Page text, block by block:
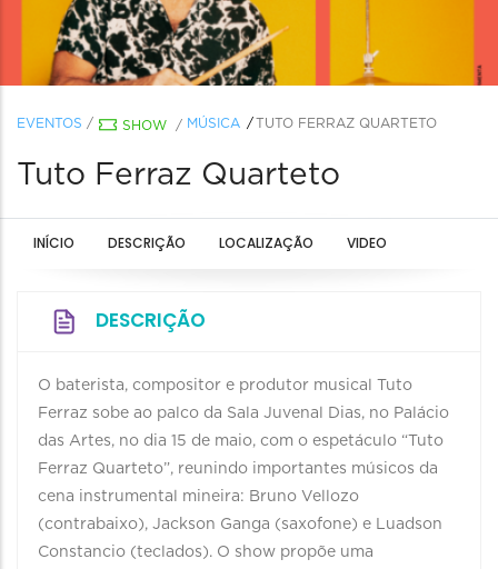
EVENTOS / SHOW / MÚSICA TUTO FERRAZ QUARTETO
Tuto Ferraz Quarteto
INÍCIO DESCRIÇÃO LOCALIZAÇÃO VIDEO
DESCRIÇÃO
O baterista, compositor e produtor musical Tuto
Ferraz sobe ao palco da Sala Juvenal Dias, no Palácio
das Artes, no dia 15 de maio, com o espetáculo “Tuto
Ferraz Quarteto”, reunindo importantes músicos da
cena instrumental mineira: Bruno Vellozo
(contrabaixo), Jackson Ganga (saxofone) e Luadson
Constancio (teclados). O show propõe uma